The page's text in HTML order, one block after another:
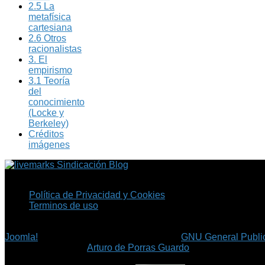
2.5 La
metafísica
cartesiana
2.6 Otros
racionalistas
3. El
empirismo
3.1 Teoría
del
conocimiento
(Locke y
Berkeley)
Créditos
imágenes
Sindicación Blog
Política de Privacidad y Cookies
Terminos de uso
Joomla!
GNU General
©Arturo de Porras Guardo